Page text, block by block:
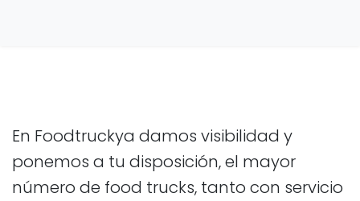
En Foodtruckya damos visibilidad y
ponemos a tu disposición, el mayor
número de food trucks, tanto con servicio